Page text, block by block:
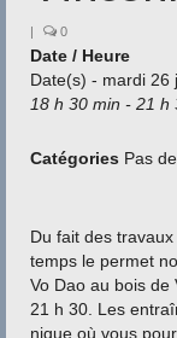
Disciplines
Méditation
Liens
| 0
Date / Heure
Date(s) - mardi 26
18 h 30 min - 21 h
Catégories Pas
Du fait des
temps le permet
Vo Dao au bois de
21 h 30. Les
nique où vous